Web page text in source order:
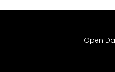
Open